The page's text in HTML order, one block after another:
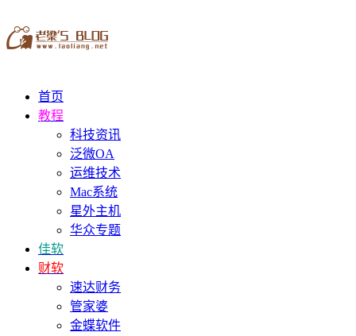
首页
教程
科技资讯
泛微OA
运维技术
Mac系统
星外主机
华众专题
佳软
财软
速达财务
管家婆
金蝶软件